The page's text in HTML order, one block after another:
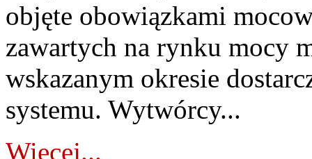
objęte obowiązkami
zawartych na rynku mocy
wskazanym okresie
systemu. Wytwórcy...
Więcej...